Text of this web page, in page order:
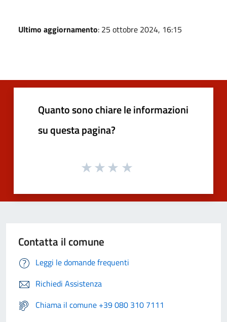
Ultimo aggiornamento: 25 ottobre 2024, 16:15
Quanto sono chiare le informazioni
su questa pagina?
Contatta il comune
Leggi le domande frequenti
Richiedi Assistenza
Chiama il comune +39 080 310 7111